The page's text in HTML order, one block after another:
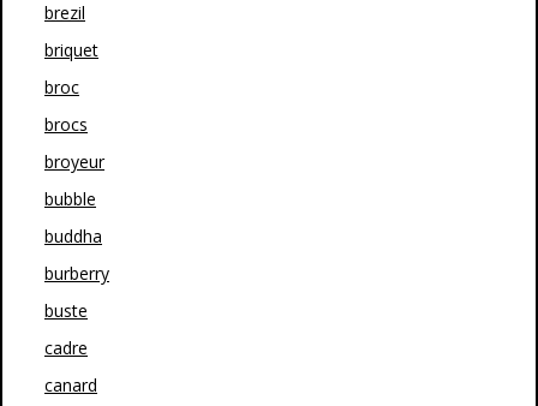
brezil
briquet
broc
brocs
broyeur
bubble
buddha
burberry
buste
cadre
canard